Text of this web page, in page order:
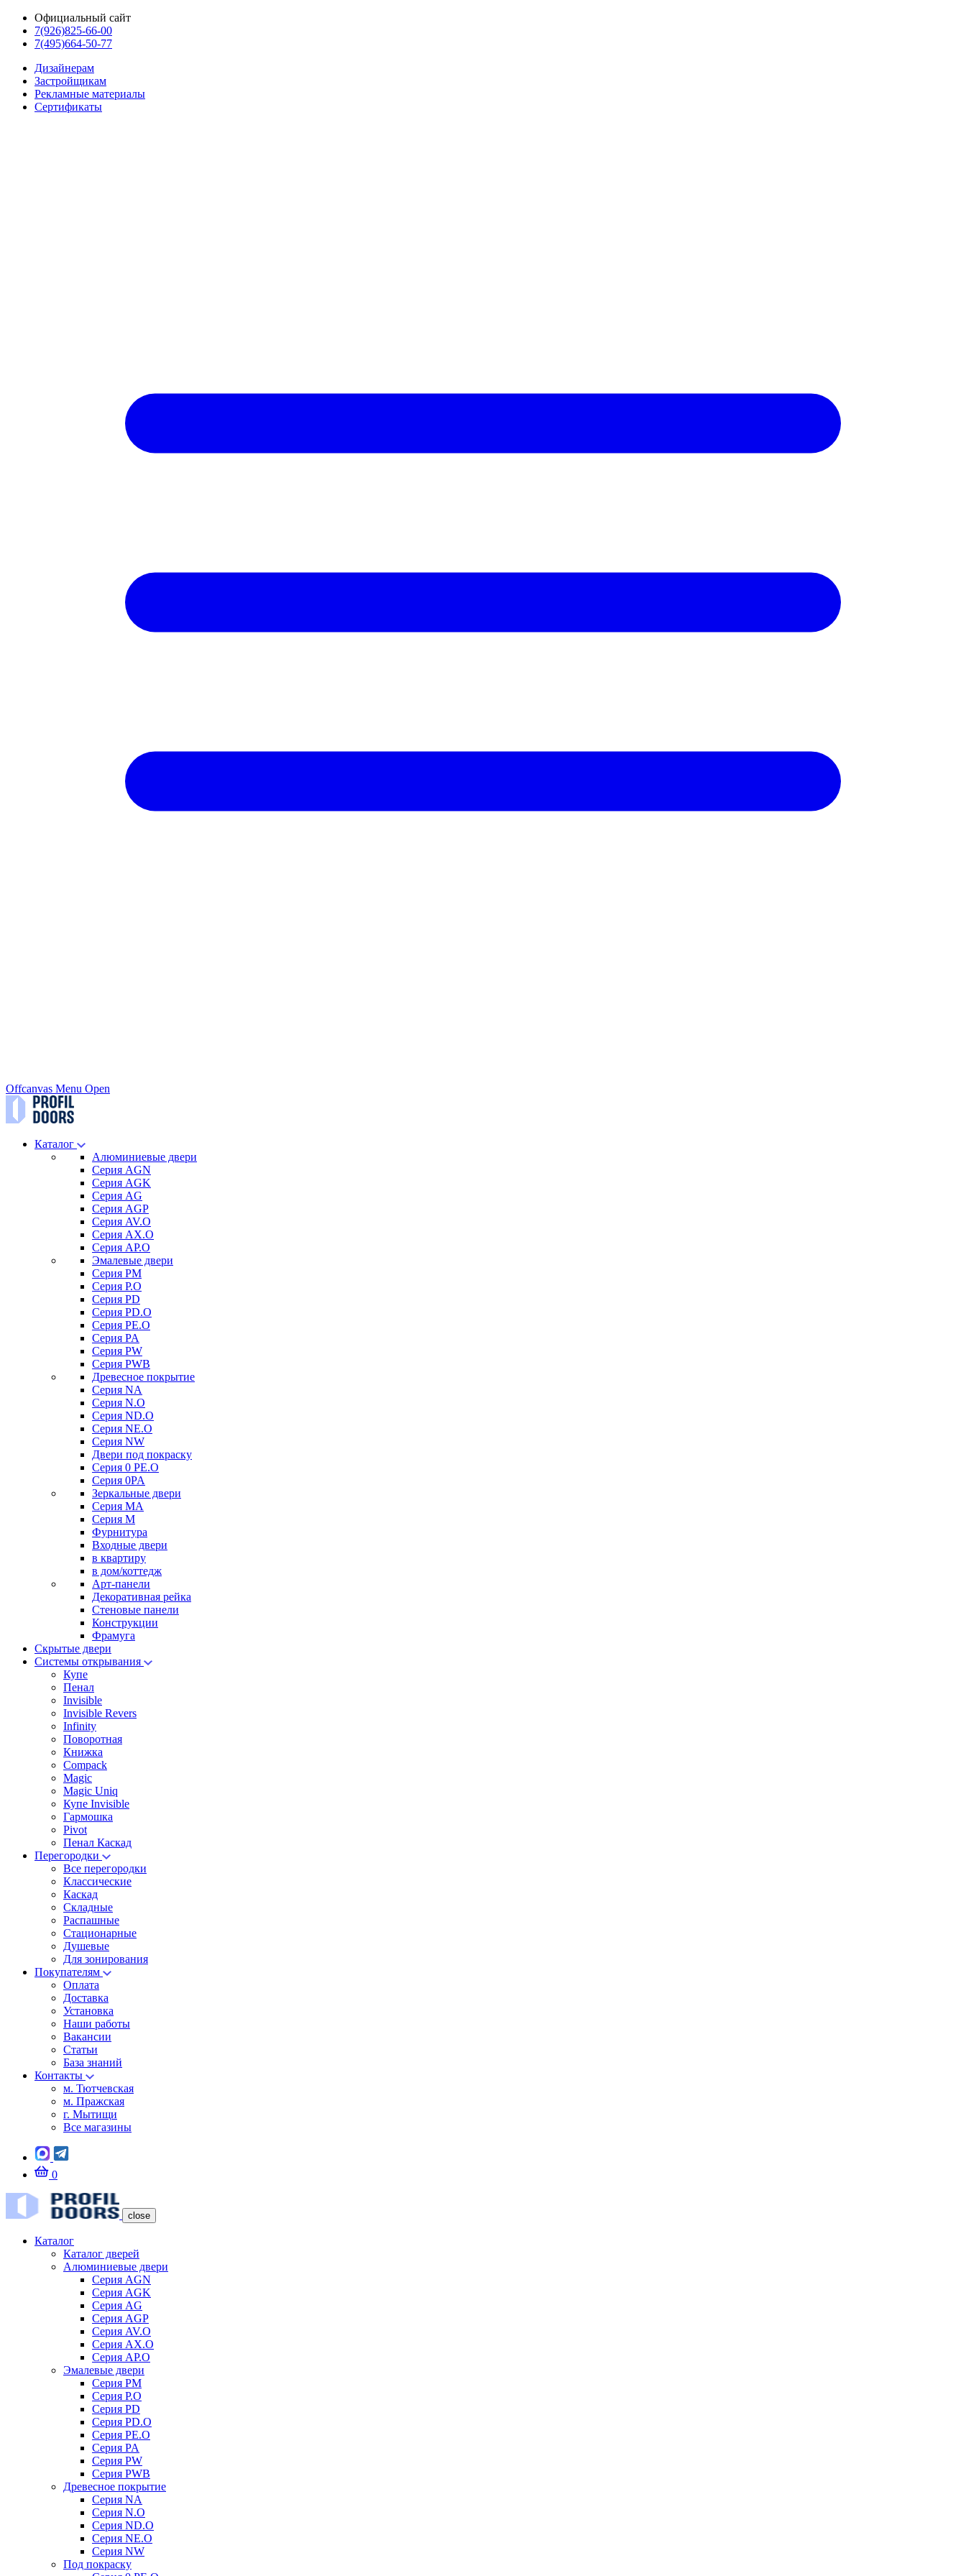
Официальный сайт
7(926)825-66-00
7(495)664-50-77
Дизайнерам
Застройщикам
Рекламные материалы
Сертификаты
Offcanvas Menu Open
Каталог
Алюминиевые двери
Серия AGN
Серия AGK
Серия AG
Серия AGP
Серия AV.O
Серия AX.O
Серия AP.O
Эмалевые двери
Серия PM
Серия P.O
Серия PD
Серия PD.O
Серия PE.O
Серия PA
Серия PW
Серия PWB
Древесное покрытие
Серия NA
Серия N.O
Серия ND.O
Серия NE.O
Серия NW
Двери под покраску
Серия 0 PE.O
Серия 0PA
Зеркальные двери
Серия MA
Серия M
Фурнитура
Входные двери
в квартиру
в дом/коттедж
Арт-панели
Декоративная рейка
Стеновые панели
Конструкции
Фрамуга
Скрытые двери
Системы открывания
Купе
Пенал
Invisible
Invisible Revers
Infinity
Поворотная
Книжка
Compack
Magic
Magic Uniq
Купе Invisible
Гармошка
Pivot
Пенал Каскад
Перегородки
Все перегородки
Классические
Каскад
Складные
Распашные
Стационарные
Душевые
Для зонирования
Покупателям
Оплата
Доставка
Установка
Наши работы
Вакансии
Статьи
База знаний
Контакты
м. Тютчевская
м. Пражская
г. Мытищи
Все магазины
0
close
Каталог
Каталог дверей
Алюминиевые двери
Серия AGN
Серия AGK
Серия AG
Серия AGP
Серия AV.O
Серия AX.O
Серия AP.O
Эмалевые двери
Серия PM
Серия P.O
Серия PD
Серия PD.O
Серия PE.O
Серия PA
Серия PW
Серия PWB
Древесное покрытие
Серия NA
Серия N.O
Серия ND.O
Серия NE.O
Серия NW
Под покраску